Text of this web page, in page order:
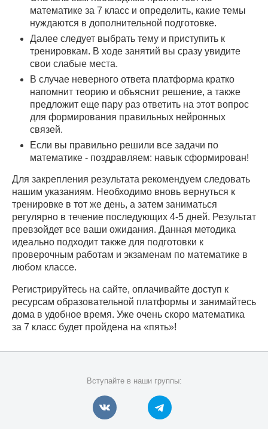
математике за 7 класс и определить, какие темы
нуждаются в дополнительной подготовке.
Далее следует выбрать тему и приступить к
тренировкам. В ходе занятий вы сразу увидите
свои слабые места.
В случае неверного ответа платформа кратко
напомнит теорию и объяснит решение, а также
предложит еще пару раз ответить на этот вопрос
для формирования правильных нейронных
связей.
Если вы правильно решили все задачи по
математике - поздравляем: навык сформирован!
Для закрепления результата рекомендуем следовать
нашим указаниям. Необходимо вновь вернуться к
тренировке в тот же день, а затем заниматься
регулярно в течение последующих 4-5 дней. Результат
превзойдет все ваши ожидания. Данная методика
идеально подходит также для подготовки к
проверочным работам и экзаменам по математике в
любом классе.
Регистрируйтесь на сайте, оплачивайте доступ к
ресурсам образовательной платформы и занимайтесь
дома в удобное время. Уже очень скоро математика
за 7 класс будет пройдена на «пять»!
Вступайте в наши группы: